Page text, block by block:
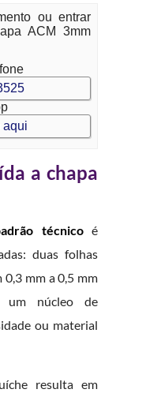
ou entrar
ACM 3mm
a chapa
técnicoé
duas folhas
mm a 0,5 mm
um núcleo de
ou material
resulta em